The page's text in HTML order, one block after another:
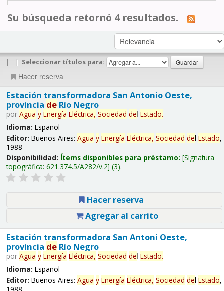
Su búsqueda retornó 4 resultados.
| | Seleccionar títulos para:
Hacer reserva
Estación transformadora San Antonio Oeste,
provincia deRío Negro
por Agua y Energía Eléctrica, Sociedad del Estado.
Idioma: Español
Editor: Buenos Aires: Agua y Energía Eléctrica, Sociedad del Estado,
1988
Disponibilidad: Ítems disponibles para préstamo: Signatura
topográfica: 621.374.5/A282/v.2 (3).
Hacer reserva
Agregar al carrito
Estación transformadora San Antoni Oeste,
provincia deRío Negro
por Agua y Energía Eléctrica, Sociedad del Estado.
Idioma: Español
Editor: Buenos Aires: Agua y Energía Eléctrica, Sociedad del Estado,
1988